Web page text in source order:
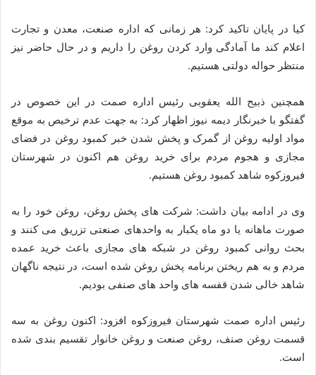
کیا در پایان تاکید کرد: هر زمانی که اداره صنعت، معدن و تجارت
اعلام کند ما آمادگی وارد کردن روغن را داریم و در حال حاضر نیز
منتظر حواله دولتی هستیم.
همچنین ذبیح الله یعقوبی رئیس اداره صمت در این خصوص در
گفتگو با خبرنگار دیمه نیوز اظهار کرد: به جهت عدم ترخیص به موقع
مواد اولیه روغن از گمرک و پخش شدن خبر کمبود روغن در فضای
مجازی و هجوم مردم برای خرید روغن هم اکنون در شهرستان
فیروزکوه شاهد کمبود روغن هستیم.
وی در ادامه بیان داشت: شرکت های پخش روغن، روغن خود را به
صورت ماهانه یا دو ماه یکبار به واحدهای صنعتی تزریق می کنند و
بحث روانی کمبود روغن در شبکه های مجازی باعث خرید عمده
مردم و به هم ریختن برنامه پخش روغن شده است، در نتیجه ناگهان
شاهد خالی شدن قفسه های واحد های صنفی بودیم.
رئیس اداره صمت شهرستان فیروزکوه افزود: اکنون روغن به سه
قسمت روغن صنف، روغن صنعت و روغن خانوار تقسیم بندی شده
است.